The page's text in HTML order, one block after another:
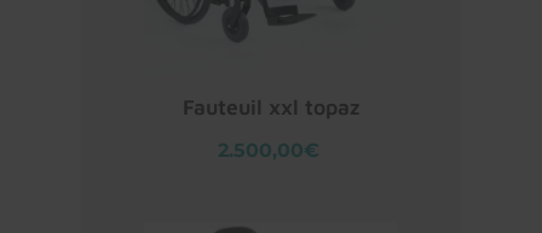
Fauteuil xxl topaz
2.500,00€